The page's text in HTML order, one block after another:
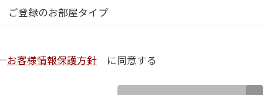
シャーメゾンライフサポート
自立型サービス付き・シニア向け
ご登録のお部屋タイプ
お客様情報保護方針 に同意する